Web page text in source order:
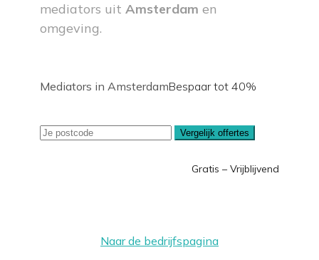
mediators uit Amsterdam en
omgeving.
Mediators in AmsterdamBespaar tot 40%
Vergelijk offertes
Gratis – Vrijblijvend
Naar de bedrijfspagina